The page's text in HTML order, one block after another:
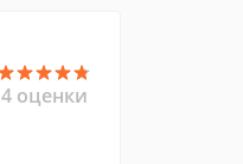
4 оценки